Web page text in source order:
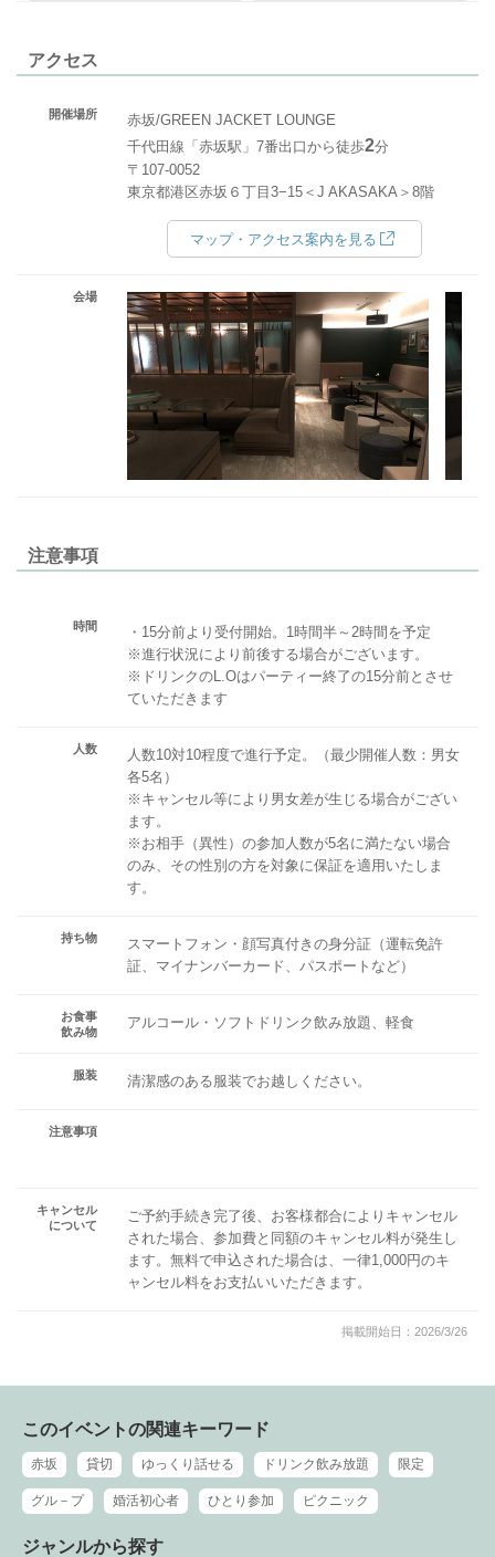
アクセス
開催場所
赤坂/GREEN JACKET LOUNGE
千代田線「赤坂駅」7番出口から徒歩2分
〒107-0052
東京都港区赤坂６丁目3−15＜J AKASAKA＞8階
マップ・アクセス案内を見る
会場
注意事項
時間
・15分前より受付開始。1時間半～2時間を予定
※進行状況により前後する場合がございます。
※ドリンクのL.Oはパーティー終了の15分前とさせ
ていただきます
人数
人数10対10程度で進行予定。（最少開催人数：男女
各5名）
※キャンセル等により男女差が生じる場合がござい
ます。
※お相手（異性）の参加人数が5名に満たない場合
のみ、その性別の方を対象に保証を適用いたしま
す。
持ち物
スマートフォン・顔写真付きの身分証（運転免許
証、マイナンバーカード、パスポートなど）
お食事
飲み物
アルコール・ソフトドリンク飲み放題、軽食
服装 清潔感のある服装でお越しください。
注意事項
キャンセル
について
ご予約手続き完了後、お客様都合によりキャンセル
された場合、参加費と同額のキャンセル料が発生し
ます。無料で申込された場合は、一律1,000円のキ
ャンセル料をお支払いいただきます。
掲載開始日：2026/3/26
このイベントの関連キーワード
赤坂 貸切 ゆっくり話せる ドリンク飲み放題 限定
グル－プ 婚活初心者 ひとり参加 ピクニック
ジャンルから探す